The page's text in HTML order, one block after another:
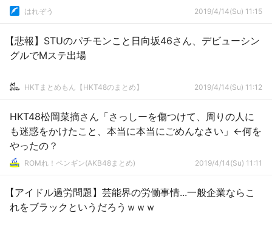
はれぞう 2019/4/14(Su) 11:15
【悲報】STUのパチモンこと日向坂46さん、デビューシン
グルでMステ出場
HKTまとめもん【HKT48のまとめ】 2019/4/14(Su) 11:12
HKT48松岡菜摘さん「さっしーを傷つけて、周りの人に
も迷惑をかけたこと、本当に本当にごめんなさい」←何を
やったの？
ROMれ！ペンギン(AKB48まとめ) 2019/4/14(Su) 11:11
【アイドル過労問題】芸能界の労働事情...一般企業ならこ
れをブラックというだろうｗｗｗ